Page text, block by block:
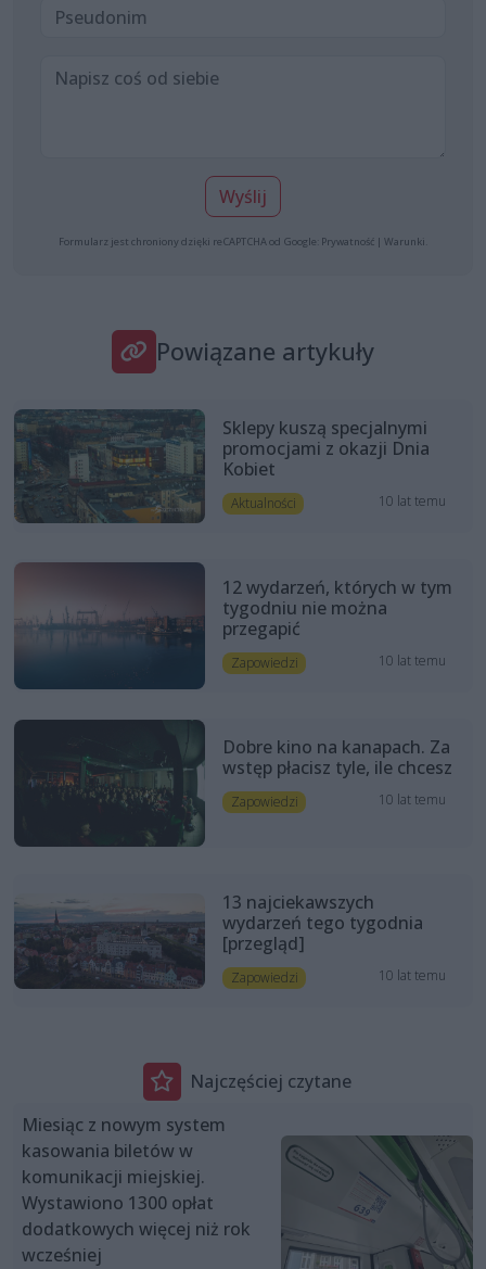
Wyślij
Formularz jest chroniony dzięki reCAPTCHA od Google: Prywatność | Warunki
Powiązane artykuły
Sklepy kuszą specjalnymi
promocjami z okazji Dnia
Kobiet
Aktualności 10 lat temu
12 wydarzeń, których w tym
tygodniu nie można
przegapić
Zapowiedzi 10 lat temu
Dobre kino na kanapach. Za
wstęp płacisz tyle, ile chcesz
Zapowiedzi 10 lat temu
13 najciekawszych
wydarzeń tego tygodnia
[przegląd]
Zapowiedzi 10 lat temu
Najczęściej czytane
Miesiąc z nowym system
kasowania biletów w
komunikacji miejskiej.
Wystawiono 1300 opłat
dodatkowych więcej niż rok
wcześniej